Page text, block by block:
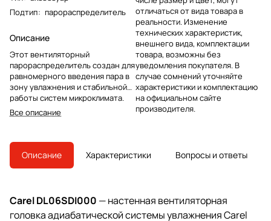
Подтип: парораспределитель
Описание
Этот вентиляторный
парораспределитель создан для
равномерного введения пара в
зону увлажнения и стабильной
работы систем микроклимата.
Конструкция ориентирована на
точное распределение потока и
выходе, за счёт чего
достигается ровная влажность
по всему обслуживаемому
пара. Такие распределители
применяются в приточных
установках и помещениях с
Все описание
отличаться от вида товара в
реальности. Изменение
технических характеристик,
внешнего вида, комплектации
товара, возможны без
уведомления покупателя. В
случае сомнений уточняйте
характеристики и комплектацию
на официальном сайте
производителя.
Описание Характеристики Вопросы и ответы
Carel DL06SDI000 — настенная вентиляторная
головка адиабатической системы увлажнения Carel